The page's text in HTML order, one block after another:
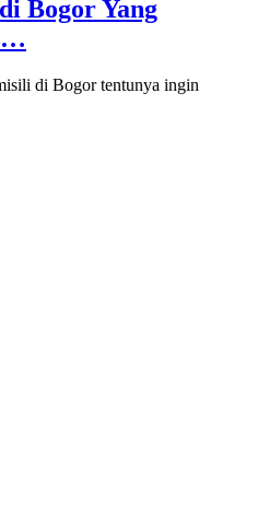
Bogor Yang
di Bogor tentunya ingin